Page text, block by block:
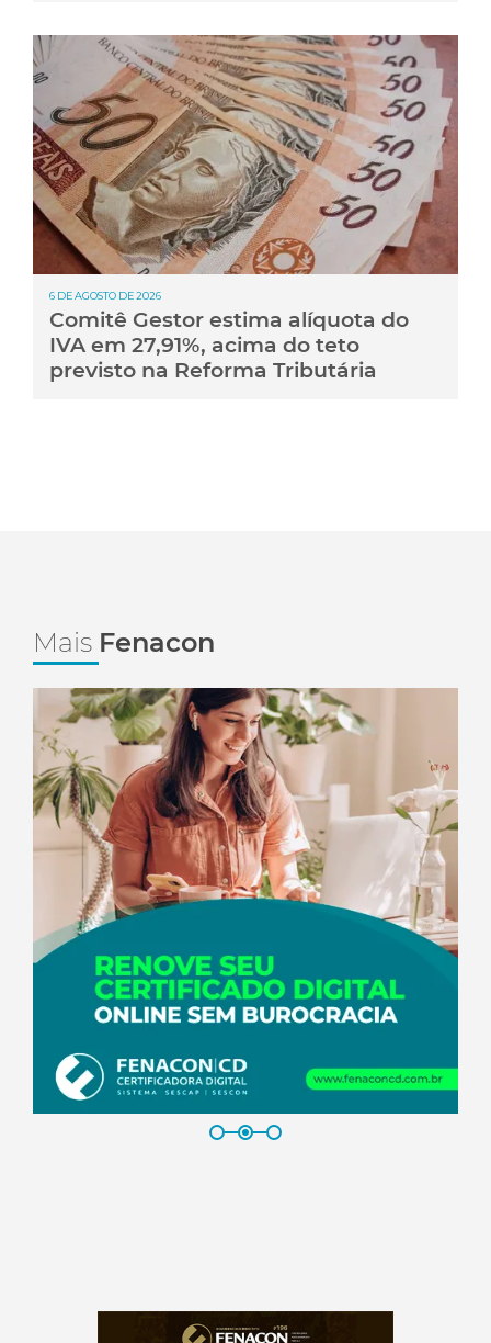
6 DE AGOSTO DE 2026
Comitê Gestor estima alíquota do
IVA em 27,91%, acima do teto
previsto na Reforma Tributária
Mais Fenacon